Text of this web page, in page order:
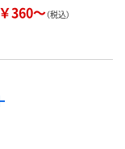
￥360～（税込）